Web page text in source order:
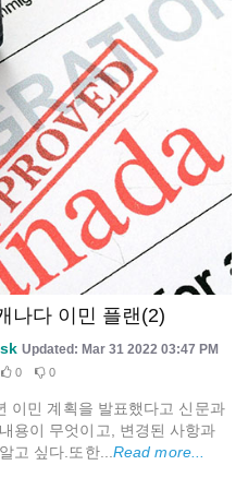
나다 이민 플랜(2)
Updated: Mar 31 2022 03:47 PM
0 0
이민 계획을 발표했다고 신문과
용이 무엇이고, 변경된 사항과
고 싶다.또한... Read more...